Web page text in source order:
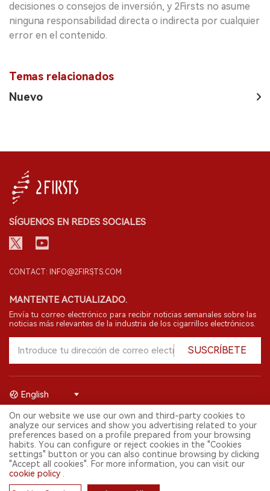
decisiones o consejos de inversión, y 2Firsts no asume
ninguna responsabilidad directa o indirecta por cualquier
error en el contenido.
Temas relacionados
Nuevo
SÍGUENOS EN REDES SOCIALES
CONTACT: INFO@2FIRSTS.COM
MANTENTE ACTUALIZADO.
Envía tu correo electrónico para recibir noticias semanales sobre las
noticias más relevantes de la industria de los cigarrillos electrónicos.
SUSCRÍBETE
© 2026 Shenzhen 2FIRSTS Technology Co.,Ltd. Todos los derechos
reservados.
2FIRSTS solo es accesible para profesionales de la industria,
investigadores, medios y otros profesionales. El acceso por menores
está prohibido.
Este sitio web presta servicios a usuarios fuera del territorio chino
continental. Para usuarios en la China continental, por favor
visitahttps://cn.2firsts.com
English
On our website we use our own and third-party cookies to
analyze our services and show you advertising related to your
preferences based on a profile prepared from your browsing
habits. You can configure or reject cookies in the "Cookies
settings" button or you can also continue browsing by clicking
"Accept all cookies". For more information, you can visit our
cookie policy